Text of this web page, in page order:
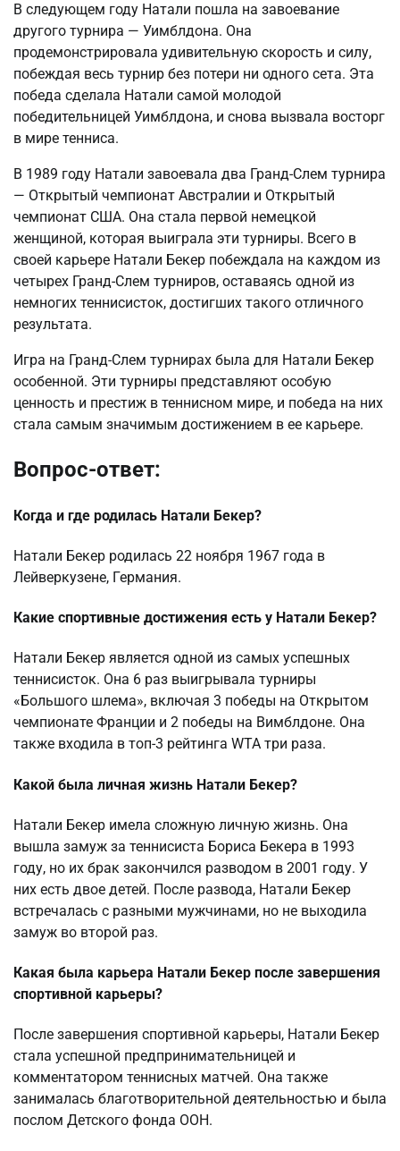
В следующем году Натали пошла на завоевание
другого турнира — Уимблдона. Она
продемонстрировала удивительную скорость и силу,
побеждая весь турнир без потери ни одного сета. Эта
победа сделала Натали самой молодой
победительницей Уимблдона, и снова вызвала восторг
в мире тенниса.
В 1989 году Натали завоевала два Гранд-Слем турнира
— Открытый чемпионат Австралии и Открытый
чемпионат США. Она стала первой немецкой
женщиной, которая выиграла эти турниры. Всего в
своей карьере Натали Бекер побеждала на каждом из
четырех Гранд-Слем турниров, оставаясь одной из
немногих теннисисток, достигших такого отличного
результата.
Игра на Гранд-Слем турнирах была для Натали Бекер
особенной. Эти турниры представляют особую
ценность и престиж в теннисном мире, и победа на них
стала самым значимым достижением в ее карьере.
Вопрос-ответ:
Когда и где родилась Натали Бекер?
Натали Бекер родилась 22 ноября 1967 года в
Лейверкузене, Германия.
Какие спортивные достижения есть у Натали Бекер?
Натали Бекер является одной из самых успешных
теннисисток. Она 6 раз выигрывала турниры
«Большого шлема», включая 3 победы на Открытом
чемпионате Франции и 2 победы на Вимблдоне. Она
также входила в топ-3 рейтинга WTA три раза.
Какой была личная жизнь Натали Бекер?
Натали Бекер имела сложную личную жизнь. Она
вышла замуж за теннисиста Бориса Бекера в 1993
году, но их брак закончился разводом в 2001 году. У
них есть двое детей. После развода, Натали Бекер
встречалась с разными мужчинами, но не выходила
замуж во второй раз.
Какая была карьера Натали Бекер после завершения
спортивной карьеры?
После завершения спортивной карьеры, Натали Бекер
стала успешной предпринимательницей и
комментатором теннисных матчей. Она также
занималась благотворительной деятельностью и была
послом Детского фонда ООН.